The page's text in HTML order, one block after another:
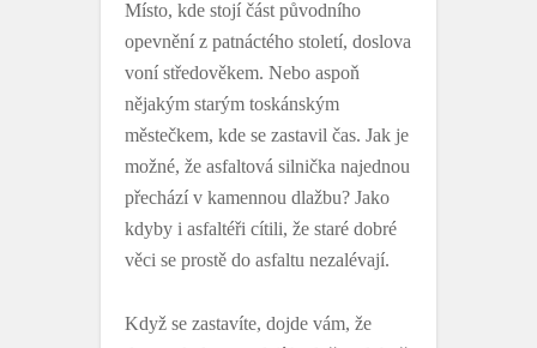
Místo, kde stojí část původního
opevnění z patnáctého století, doslova
voní středověkem. Nebo aspoň
nějakým starým toskánským
městečkem, kde se zastavil čas. Jak je
možné, že asfaltová silnička najednou
přechází v kamennou dlažbu? Jako
kdyby i asfaltéři cítili, že staré dobré
věci se prostě do asfaltu nezalévají.
Když se zastavíte, dojde vám, že